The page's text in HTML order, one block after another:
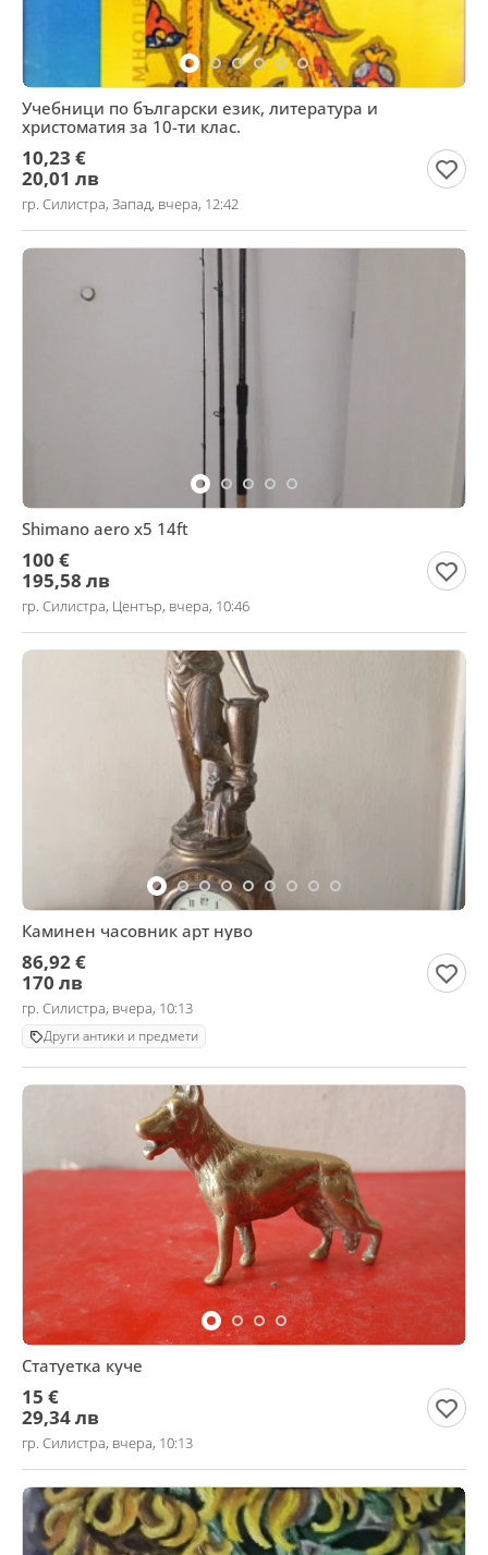
Учебници по български език, литература и
христоматия за 10-ти клас.
10,23 €
20,01 лв
гр. Силистра, Запад, вчера, 12:42
Shimano aero x5 14ft
100 €
195,58 лв
гр. Силистра, Център, вчера, 10:46
Каминен часовник арт нуво
86,92 €
170 лв
гр. Силистра, вчера, 10:13
Други антики и предмети
Статуетка куче
15 €
29,34 лв
гр. Силистра, вчера, 10:13